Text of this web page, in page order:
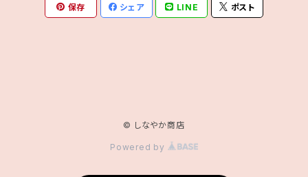
保存 シェア LINE ポスト
© しなやか商店
Powered by